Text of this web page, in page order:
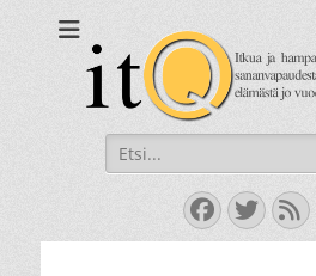
Itkua ja hammastenkiristelyä jo
Search
for: